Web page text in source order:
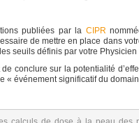
publiées par la CIPR
de mettre en place dans
seuils définis par votre
conclure sur la potentialité
« événement significatif du